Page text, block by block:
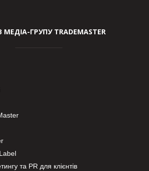
МЕДІА-ГРУПУ TRADEMASTER
та PR для клієнтів